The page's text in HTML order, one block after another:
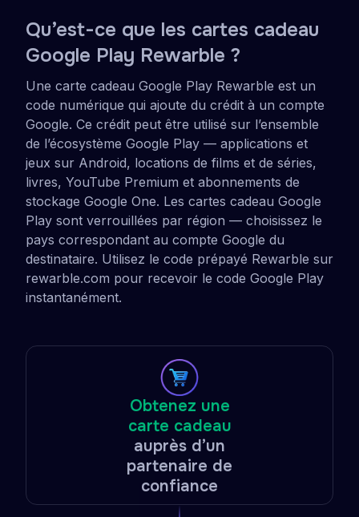
Qu’est-ce que les cartes cadeau
Google Play Rewarble ?
Une carte cadeau Google Play Rewarble est un
code numérique qui ajoute du crédit à un compte
Google. Ce crédit peut être utilisé sur l’ensemble
de l’écosystème Google Play — applications et
jeux sur Android, locations de films et de séries,
livres, YouTube Premium et abonnements de
stockage Google One. Les cartes cadeau Google
Play sont verrouillées par région — choisissez le
pays correspondant au compte Google du
destinataire. Utilisez le code prépayé Rewarble sur
rewarble.com pour recevoir le code Google Play
instantanément.
Obtenez une
carte cadeau
auprès d’un
partenaire de
confiance